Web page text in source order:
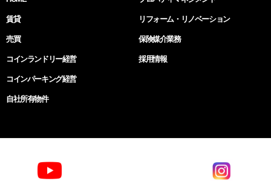
賃貸
売買
リフォーム・リノベーション
保険媒介業務
コインランドリー経営
コインパーキング経営
自社所有物件
採用情報